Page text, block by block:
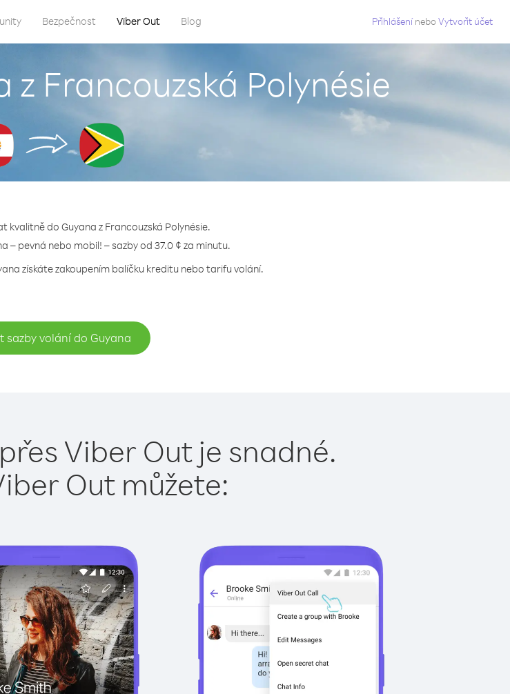
Bezpečnost Viber Out Blog Přihlášení neboVytvořit účet
z Francouzská Polynésie
kvalitně do Guyana z Francouzská Polynésie.
– pevná nebo mobil! – sazby od 37.0 ¢ za minutu.
získáte zakoupením balíčku kreditu nebo tarifu volání.
sazby volání do Guyana
Viber Out je snadné.
Out můžete: